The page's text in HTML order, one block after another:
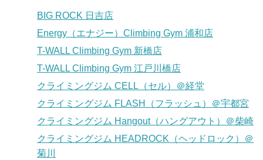
BIG ROCK 日吉店
Energy（エナジー）Climbing Gym 浦和店
T-WALL Climbing Gym 新橋店
T-WALL Climbing Gym 江戸川橋店
クライミングジム CELL（セル）＠経堂
クライミングジム FLASH（フラッシュ）＠宇都宮
クライミングジム Hangout（ハングアウト）＠柴崎
クライミングジム HEADROCK（ヘッドロック）＠
菊川